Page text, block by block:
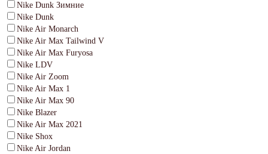
Nike Dunk Зимние
Nike Dunk
Nike Air Monarch
Nike Air Max Tailwind V
Nike Air Max Furyosa
Nike LDV
Nike Air Zoom
Nike Air Max 1
Nike Air Max 90
Nike Blazer
Nike Air Max 2021
Nike Shox
Nike Air Jordan